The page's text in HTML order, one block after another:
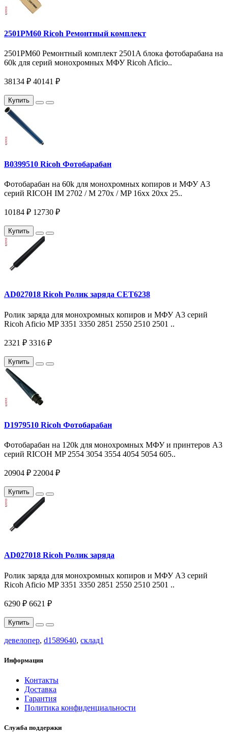
2501PM60 Ricoh Ремонтный комплект
2501PM60 Ремонтный комплект 2501A блока фотобарабана на
60k для серий монохромных МФУ Ricoh Aficio..
38134 ₽ 40141 ₽
Купить
B0399510 Ricoh Фотобарабан
Фотобарабан на 60k для монохромных копиров и МФУ A3
серий RICOH IM 2702 / M 270x / MP 16xx 20xx 25..
10184 ₽ 12730 ₽
Купить
AD027018 Ricoh Ролик заряда CET6238
Ролик заряда для монохромных копиров и МФУ A3 серий
Ricoh Aficio MP 3351 3350 2851 2550 2510 2501 ..
2321 ₽ 3316 ₽
Купить
D1979510 Ricoh Фотобарабан
Фотобарабан на 120k для монохромных МФУ и принтеров A3
серий RICOH MP 2554 3054 3554 4054 5054 605..
20904 ₽ 22004 ₽
Купить
AD027018 Ricoh Ролик заряда
Ролик заряда для монохромных копиров и МФУ A3 серий
Ricoh Aficio MP 3351 3350 2851 2550 2510 2501 ..
6290 ₽ 6621 ₽
Купить
девелопер, d1589640, склад1
Информация
Контакты
Доставка
Гарантия
Политика конфиденциальности
Служба поддержки